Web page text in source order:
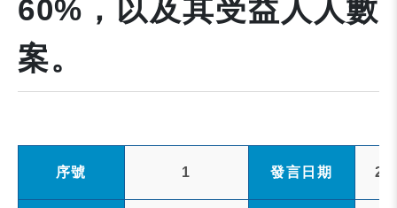
60%，以及其受益人人數
案。
序號 1 發言日期